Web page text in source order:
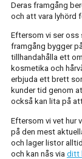
Deras framgång
och att vara lyhörd
Eftersom vi ser oss
framgång bygger
tillhandahålla ett
kosmetika och
erbjuda ett brett
kunder tid genom
också kan lita på
Eftersom vi vet hur
på den mest
och lager listor
och kan nås via ditt